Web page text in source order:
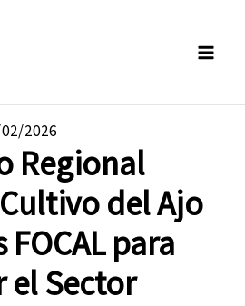
2026
Regional
del Ajo
para
el Sector